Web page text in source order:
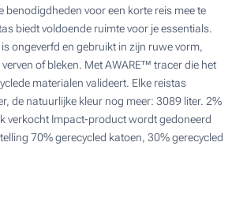
benodigdheden voor een korte reis mee te
biedt voldoende ruimte voor je essentials.
ongeverfd en gebruikt in zijn ruwe vorm,
of bleken. Met AWARE™ tracer die het
materialen valideert. Elke reistas
de natuurlijke kleur nog meer: 3089 liter. 2%
verkocht Impact-product wordt gedoneerd
70% gerecycled katoen, 30% gerecycled